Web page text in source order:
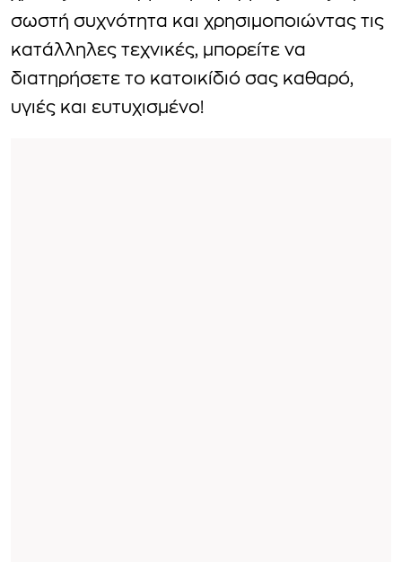
σωστή συχνότητα και χρησιμοποιώντας τις
κατάλληλες τεχνικές, μπορείτε να
διατηρήσετε το κατοικίδιό σας καθαρό,
υγιές και ευτυχισμένο!